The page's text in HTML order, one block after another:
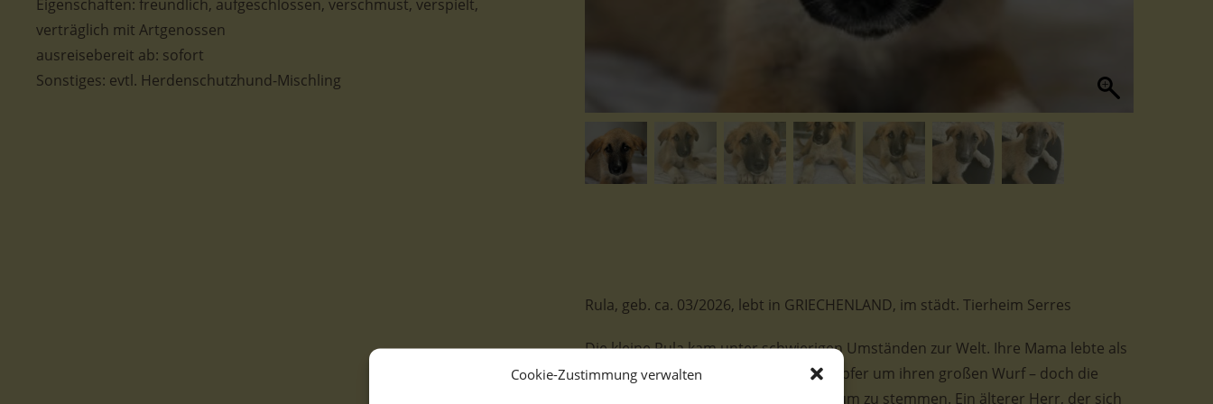
Cookie-Zustimmung verwalten
Eigenschaften: freundlich, aufgeschlossen, verschmust, verspielt,
verträglich mit Artgenossen
ausreisebereit ab: sofort
Sonstiges: evtl. Herdenschutzhund-Mischling
Rula, geb. ca. 03/2026, lebt in GRIECHENLAND, im städt. Tierheim Serres
Die kleine Rula kam unter schwierigen Umständen zur Welt. Ihre Mama lebte als
Straßenhündin und kümmerte sich tapfer um ihren großen Wurf – doch die
Versorgung der vielen Kleinen war kaum zu stemmen. Ein älterer Herr, der sich